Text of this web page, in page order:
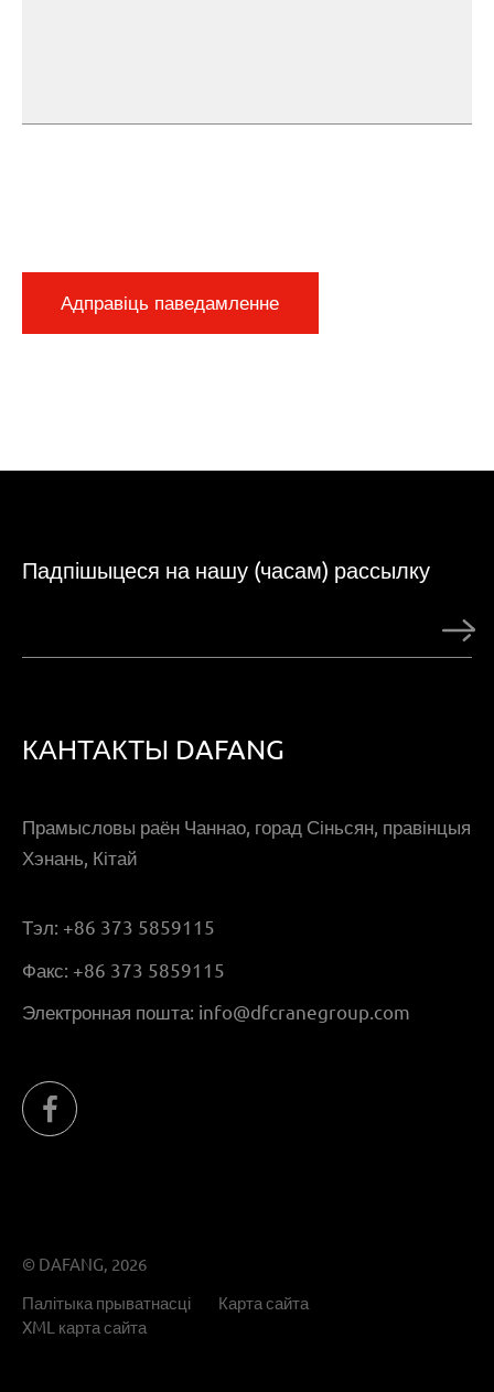
Адправіць паведамленне
Падпішыцеся на нашу (часам) рассылку
КАНТАКТЫ DAFANG
Прамысловы раён Чаннао, горад Сіньсян, правінцыя
Хэнань, Кітай
Тэл: +86 373 5859115
Факс: +86 373 5859115
Электронная пошта: info@dfcranegroup.com
© DAFANG, 2026
Палітыка прыватнасці
Карта сайта
XML карта сайта